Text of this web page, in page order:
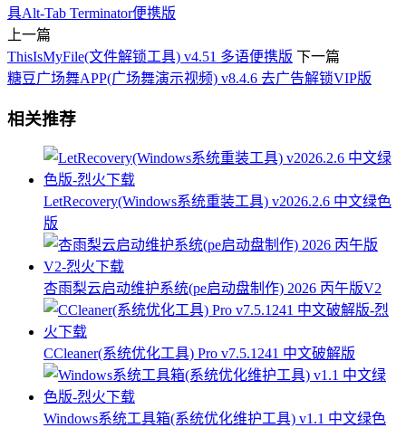
具Alt-Tab Terminator便携版
上一篇
ThisIsMyFile(文件解锁工具) v4.51 多语便携版 下一篇
糖豆广场舞APP(广场舞演示视频) v8.4.6 去广告解锁VIP版
相关推荐
LetRecovery(Windows系统重装工具) v2026.2.6 中文绿色
版
杏雨梨云启动维护系统(pe启动盘制作) 2026 丙午版V2
CCleaner(系统优化工具) Pro v7.5.1241 中文破解版
Windows系统工具箱(系统优化维护工具) v1.1 中文绿色